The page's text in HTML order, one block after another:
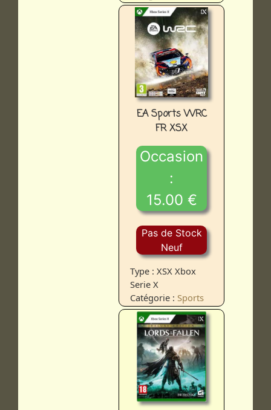
EA Sports WRC
FR XSX
Occasion
:
15.00 €
Pas de Stock
Neuf
Type : XSX Xbox
Serie X
Catégorie : Sports